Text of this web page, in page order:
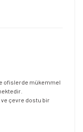
ofislerde mükemmel
ve çevre dostu bir